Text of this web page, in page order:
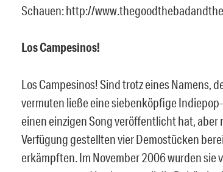
Schauen: http://
Los Campesinos!
Los Campesinos! Sind trotz eines Namens,
vermuten ließe eine siebenköpfige
einen einzigen Song veröffentlicht hat,
Verfügung gestellten vier Demostücken
erkämpften. Im November 2006 wurden sie